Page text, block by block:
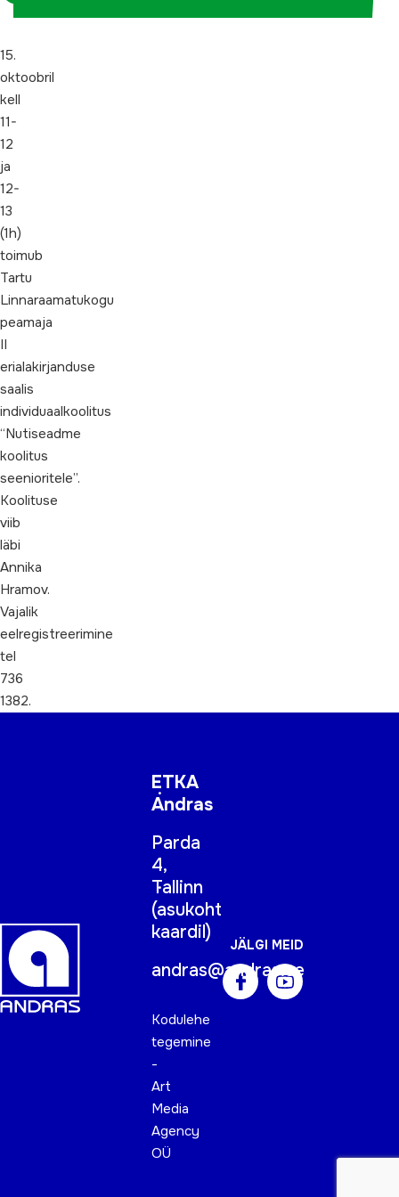
15.
oktoobril
kell
11-
12
ja
12-
13
(1h)
toimub
Tartu
Linnaraamatukogu
peamaja
II
erialakirjanduse
saalis
individuaalkoolitus
“Nutiseadme
koolitus
seenioritele”.
Koolituse
viib
läbi
Annika
Hramov.
Vajalik
eelregistreerimine
tel
736
1382.
ETKA
Andras
Parda
4,
Tallinn
(asukoht
kaardil)
andras@andras.ee
Kodulehe
tegemine
-
Art
Media
Agency
OÜ
JÄLGI MEID